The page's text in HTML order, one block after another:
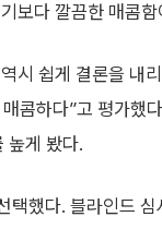
보다 깔끔한 매콤
시 쉽게 결론을 내
콤하다”고 평가했
높게 봤다.
택했다. 블라인드